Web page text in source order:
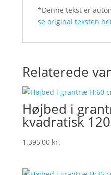
*Denne tekst er
se original teksten
Relaterede
Højbed i
kvadratisk
1.395,00 kr.